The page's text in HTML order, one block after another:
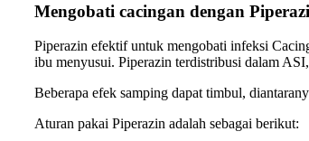
Mengobati cacingan dengan
Piperazin efektif untuk mengobati infeksi
ibu menyusui. Piperazin terdistribusi dalam
Beberapa efek samping dapat timbul,
Aturan pakai Piperazin adalah sebagai berikut: